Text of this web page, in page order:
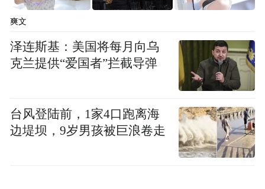
爽文
泽连斯基：美国将每月向乌
克兰提供“爱国者”拦截导弹
台风登陆前，1家4口跑离海
边堤坝，9岁男孩被巨浪卷走